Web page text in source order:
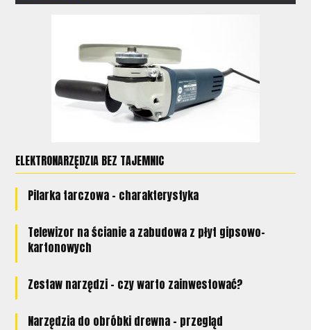
ELEKTRONARZĘDZIA BEZ TAJEMNIC
Pilarka tarczowa - charakterystyka
Telewizor na ścianie a zabudowa z płyt gipsowo-
kartonowych
Zestaw narzędzi - czy warto zainwestować?
Narzędzia do obróbki drewna - przegląd